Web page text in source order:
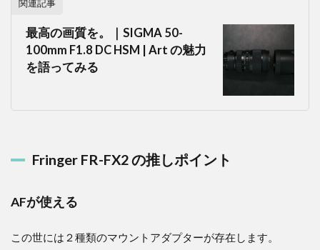
関連記事
最高の画質を。｜SIGMA 50-
100mm F1.8 DC HSM | Art の魅力
を語ってみる
Fringer FR-FX2 の推しポイント
AFが使える
この世には２種類のマウントアダプターが存在します。